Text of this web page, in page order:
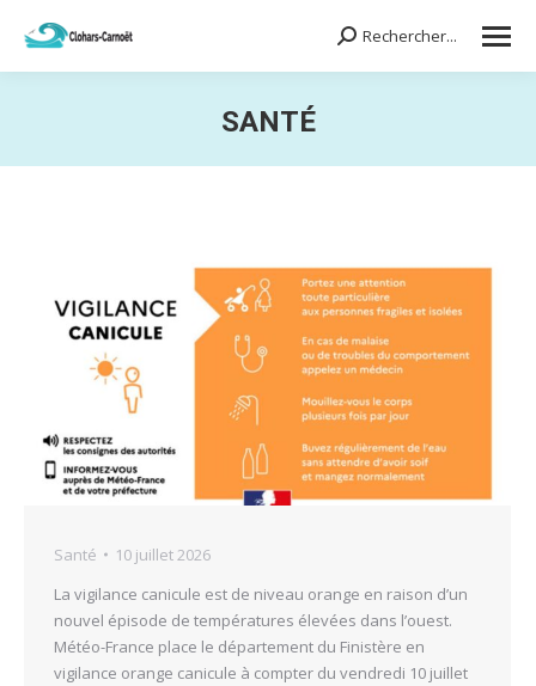
Search:Rechercher...
SANTÉ
Santé
10 juillet 2026
La vigilance canicule est de niveau orange en raison d’un
nouvel épisode de températures élevées dans l’ouest.
Météo-France place le département du Finistère en
vigilance orange canicule à compter du vendredi 10 juillet